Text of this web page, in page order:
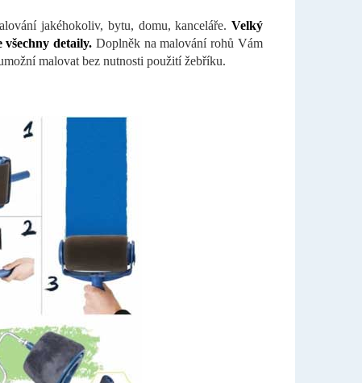
jakéhokoliv, bytu, domu, kanceláře. Velký
detaily. Doplněk na malování rohů Vám
malovat bez nutnosti použití žebříku.